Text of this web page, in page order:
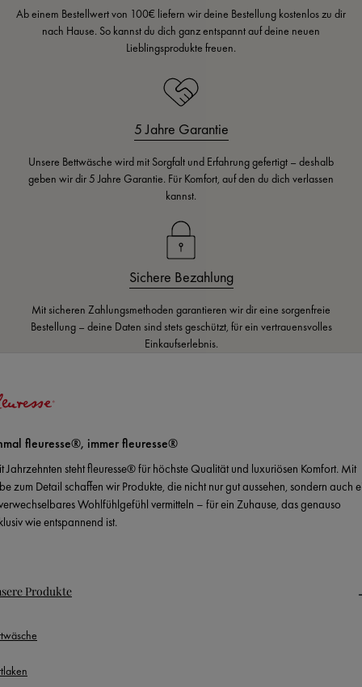
Ab einem Bestellwert von 100€ liefern wir deine Bestellung kostenlos zu dir
nach Hause. So kannst du dich ganz entspannt auf deine neuen
Lieblingsprodukte freuen.
5 Jahre Garantie
Unsere Bettwäsche wird mit Sorgfalt und Erfahrung gefertigt – deshalb
geben wir dir 5 Jahre Garantie. Für Komfort, auf den du dich verlassen
kannst.
Sichere Bezahlung
Mit sicheren Zahlungsmethoden garantieren wir dir eine sorgenfreie
Bestellung – deine Daten sind stets geschützt, für ein vertrauensvolles
Einkaufserlebnis.
fleuresse®, immer fleuresse®
Jahrzehnten steht fleuresse® für höchste Qualität und luxuriösen Komfort. Mit
zum Detail schaffen wir Produkte, die nicht nur gut aussehen, sondern auch
Wohlfühlgefühl vermitteln – für ein Zuhause, das genauso
wie entspannend ist.
Produkte